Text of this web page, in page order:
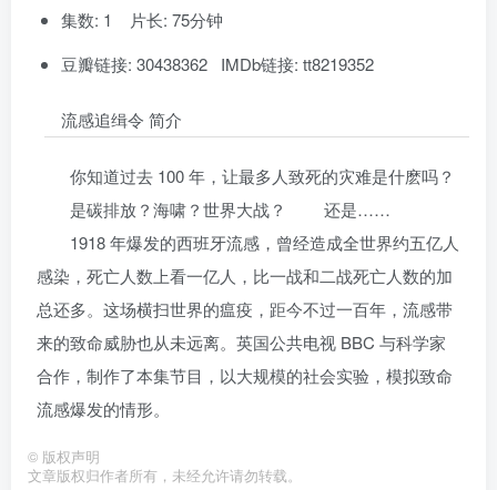
集数: 1 片长: 75分钟
豆瓣链接: 30438362 IMDb链接: tt8219352
流感追缉令 简介
你知道过去 100 年，让最多人致死的灾难是什麽吗？
是碳排放？海啸？世界大战？ 还是……
1918 年爆发的西班牙流感，曾经造成全世界约五亿人
感染，死亡人数上看一亿人，比一战和二战死亡人数的加
总还多。这场横扫世界的瘟疫，距今不过一百年，流感带
来的致命威胁也从未远离。英国公共电视 BBC 与科学家
合作，制作了本集节目，以大规模的社会实验，模拟致命
流感爆发的情形。
© 版权声明
文章版权归作者所有，未经允许请勿转载。